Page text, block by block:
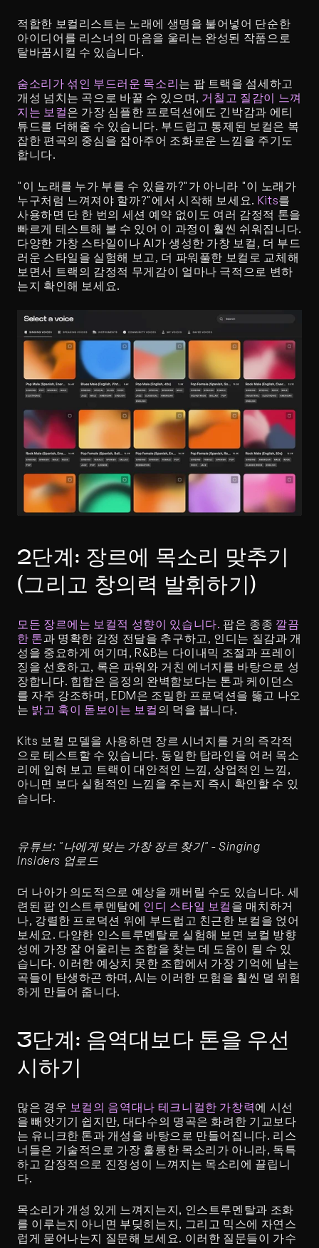
적합한 보컬리스트는 노래에 생명을 불어넣어 단순한
아이디어를 리스너의 마음을 울리는 완성된 작품으로
탈바꿈시킬 수 있습니다.
숨소리가 섞인 부드러운 목소리는 팝 트랙을 섬세하고
개성 넘치는 곡으로 바꿀 수 있으며, 거칠고 질감이 느껴
지는 보컬은 가장 심플한 프로덕션에도 긴박감과 에티
튜드를 더해줄 수 있습니다. 부드럽고 통제된 보컬은 복
잡한 편곡의 중심을 잡아주어 조화로운 느낌을 주기도
합니다.
"이 노래를 누가 부를 수 있을까?"가 아니라 "이 노래가
누구처럼 느껴져야 할까?"에서 시작해 보세요. Kits를
사용하면 단 한 번의 세션 예약 없이도 여러 감정적 톤을
빠르게 테스트해 볼 수 있어 이 과정이 훨씬 쉬워집니다.
다양한 가창 스타일이나 AI가 생성한 가창 보컬, 더 부드
러운 스타일을 실험해 보고, 더 파워풀한 보컬로 교체해
보면서 트랙의 감정적 무게감이 얼마나 극적으로 변하
는지 확인해 보세요.
2단계: 장르에 목소리 맞추기
(그리고 창의력 발휘하기)
모든 장르에는 보컬적 성향이 있습니다. 팝은 종종 깔끔
한 톤과 명확한 감정 전달을 추구하고, 인디는 질감과 개
성을 중요하게 여기며, R&B는 다이내믹 조절과 프레이
징을 선호하고, 록은 파워와 거친 에너지를 바탕으로 성
장합니다. 힙합은 음정의 완벽함보다는 톤과 케이던스
를 자주 강조하며, EDM은 조밀한 프로덕션을 뚫고 나오
는 밝고 훅이 돋보이는 보컬 의 덕을 봅니다.
Kits 보컬 모델을 사용하면 장르 시너지를 거의 즉각적
으로 테스트할 수 있습니다. 동일한 탑라인을 여러 목소
리에 입혀 보고 트랙이 대안적인 느낌, 상업적인 느낌,
아니면 보다 실험적인 느낌을 주는지 즉시 확인할 수 있
습니다.
유튜브: "나에게 맞는 가창 장르 찾기" - Singing
Insiders 업로드
더 나아가 의도적으로 예상을 깨버릴 수도 있습니다. 세
련된 팝 인스트루멘탈에 인디 스타일 보컬 을 매치하거
나, 강렬한 프로덕션 위에 부드럽고 친근한 보컬을 얹어
보세요. 다양한 인스트루멘탈로 실험해 보면 보컬 방향
성에 가장 잘 어울리는 조합을 찾는 데 도움이 될 수 있
습니다. 이러한 예상치 못한 조합에서 가장 기억에 남는
곡들이 탄생하곤 하며, AI는 이러한 모험을 훨씬 덜 위험
하게 만들어 줍니다.
3단계: 음역대보다 톤을 우선
시하기
많은 경우 보컬의 음역대나 테크니컬한 가창력에 시선
을 빼앗기기 쉽지만, 대다수의 명곡은 화려한 기교보다
는 유니크한 톤과 개성을 바탕으로 만들어집니다. 리스
너들은 기술적으로 가장 훌륭한 목소리가 아니라, 독특
하고 감정적으로 진정성이 느껴지는 목소리에 끌립니
다.
목소리가 개성 있게 느껴지는지, 인스트루멘탈과 조화
를 이루는지 아니면 부딪히는지, 그리고 믹스에 자연스
럽게 묻어나는지 질문해 보세요. 이러한 질문들이 가수